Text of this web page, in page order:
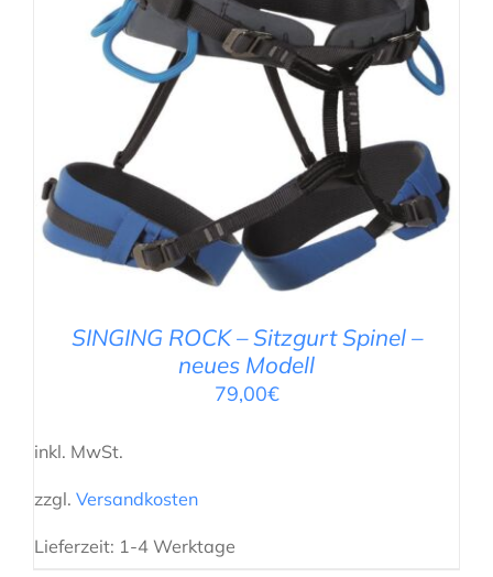
AUSFÜHRUNG WÄHLEN DETAILS
SINGING ROCK – Sitzgurt Spinel –
neues Modell
79,00€
inkl. MwSt.
zzgl. Versandkosten
Lieferzeit: 1-4 Werktage